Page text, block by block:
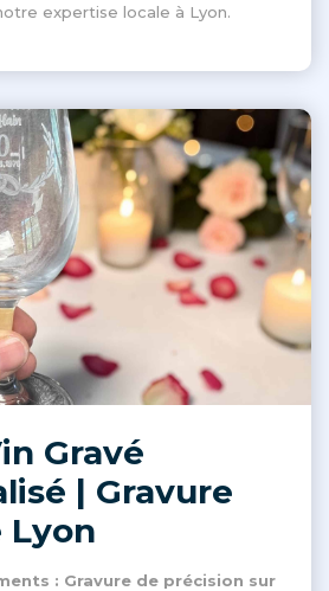
expertise locale à Lyon.
Gravé
| Gravure
Lyon
: Gravure de précision sur